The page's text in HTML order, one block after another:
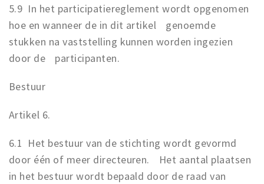
5.9 In het participatiereglement wordt opgenomen
hoe en wanneer de in dit artikel genoemde
stukken na vaststelling kunnen worden ingezien
door de participanten.
Bestuur
Artikel 6.
6.1 Het bestuur van de stichting wordt gevormd
door één of meer directeuren. Het aantal plaatsen
in het bestuur wordt bepaald door de raad van